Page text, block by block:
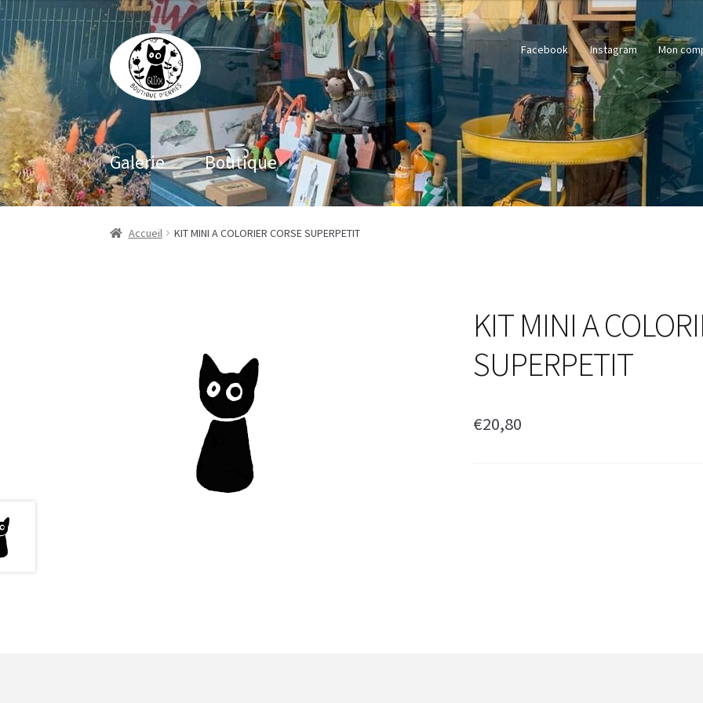
Aller
à
la
navigation
Aller
au
contenu
Facebook Instagram Mon
Galerie Boutique
Accueil KIT MINI A COLORIER CORSE SUPERPETIT
KIT MINI A
SUPERPETIT
€20,80